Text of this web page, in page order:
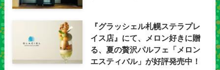
『グラッシェル札幌ステラプレ
イス店』にて、メロン好きに贈
る、夏の贅沢パルフェ「メロン
エスティバル」が好評発売中！